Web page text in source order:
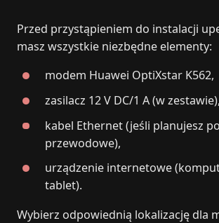
Przed przystąpieniem do instalacji
masz wszystkie niezbędne elementy:
modem Huawei OptiXstar K562,
zasilacz 12 V DC/1 A (w zestawie),
kabel Ethernet (jeśli planujesz
przewodowe),
urządzenie internetowe
tablet).
Wybierz odpowiednią lokalizację dla